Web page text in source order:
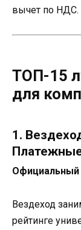
вычет по НДС.
ТОП-15
для
1.
Официальный
Вездеход
рейтинге